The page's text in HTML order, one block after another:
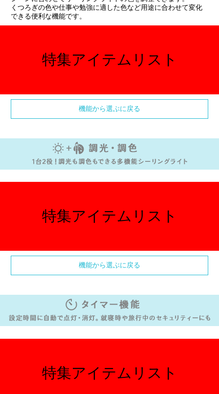
くつろぎの色や仕事や勉強に適した色など用途に合わせて変化
できる便利な機能です。
特集アイテムリスト
機能から選ぶに戻る
特集アイテムリスト
機能から選ぶに戻る
特集アイテムリスト